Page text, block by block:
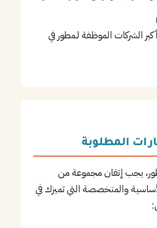
الشركات الموظفة لـمطور في
المطلوبة
يجب إتقان مجموعة من
والمتخصصة التي تميزك في